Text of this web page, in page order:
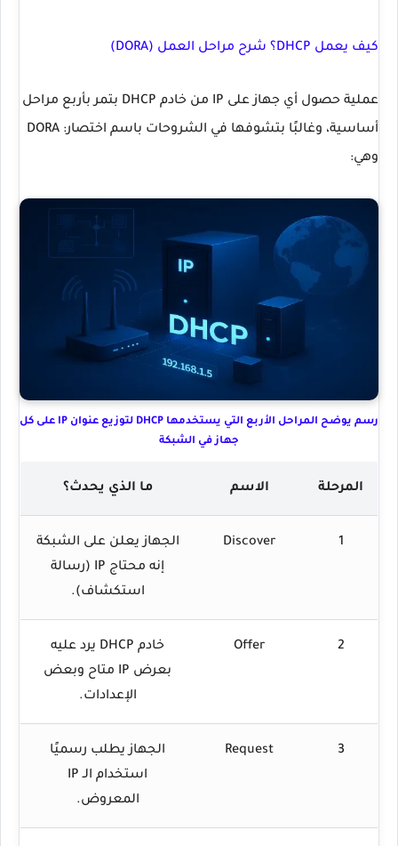
كيف يعمل DHCP؟ شرح مراحل العمل (DORA)
عملية حصول أي جهاز على IP من خادم DHCP بتمر بأربع مراحل
أساسية، وغالبًا بتشوفها في الشروحات باسم اختصار: DORA
وهي:
رسم يوضح المراحل الأربع التي يستخدمها DHCP لتوزيع عنوان IP على كل
جهاز في الشبكة
المرحلة الاسم ما الذي يحدث؟
1
Discover
الجهاز يعلن على الشبكة
إنه محتاج IP (رسالة
استكشاف).
2
Offer
خادم DHCP يرد عليه
بعرض IP متاح وبعض
الإعدادات.
3
Request
الجهاز يطلب رسميًا
استخدام الـ IP
المعروض.